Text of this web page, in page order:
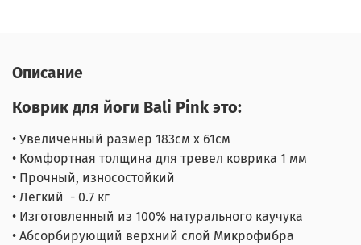
Описание
Коврик для йоги Bali Pink это:
• Увеличенный размер 183см х 61см
• Комфортная толщина для тревел коврика 1 мм
• Прочный, износостойкий
• Легкий - 0.7 кг
• Изготовленный ​​из 100% натурального каучука
• Абсорбирующий верхний слой Микрофибра